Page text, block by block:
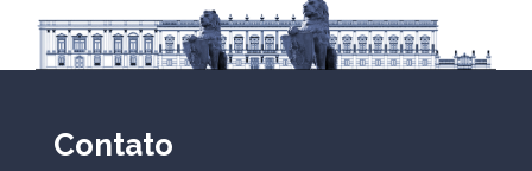
Contato